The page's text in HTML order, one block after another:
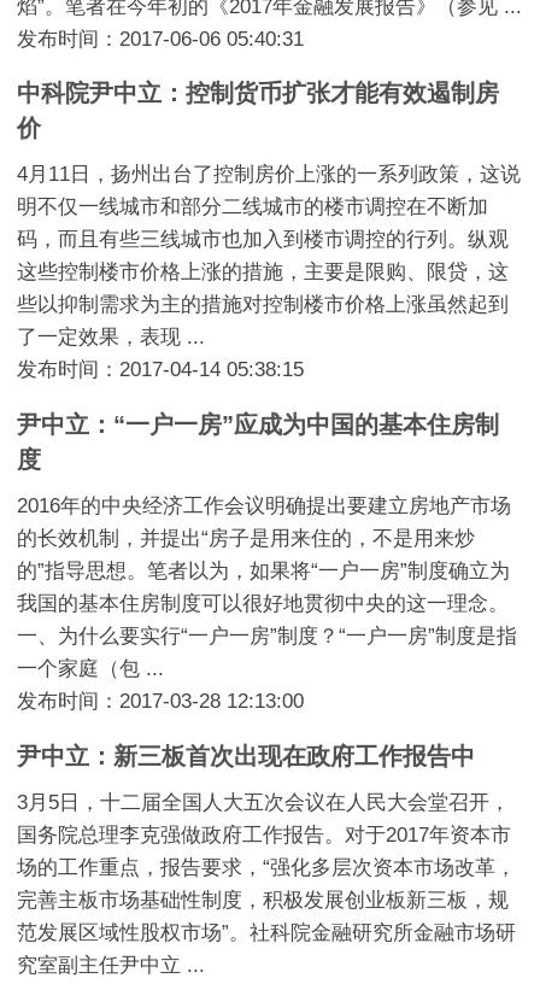
焰”。笔者在今年初的《2017年金融发展报告》（参见 ...
发布时间：2017-06-06 05:40:31
中科院尹中立：控制货币扩张才能有效遏制房
价
4月11日，扬州出台了控制房价上涨的一系列政策，这说
明不仅一线城市和部分二线城市的楼市调控在不断加
码，而且有些三线城市也加入到楼市调控的行列。纵观
这些控制楼市价格上涨的措施，主要是限购、限贷，这
些以抑制需求为主的措施对控制楼市价格上涨虽然起到
了一定效果，表现 ...
发布时间：2017-04-14 05:38:15
尹中立：“一户一房”应成为中国的基本住房制
度
2016年的中央经济工作会议明确提出要建立房地产市场
的长效机制，并提出“房子是用来住的，不是用来炒
的”指导思想。笔者以为，如果将“一户一房”制度确立为
我国的基本住房制度可以很好地贯彻中央的这一理念。
一、为什么要实行“一户一房”制度？“一户一房”制度是指
一个家庭（包 ...
发布时间：2017-03-28 12:13:00
尹中立：新三板首次出现在政府工作报告中
3月5日，十二届全国人大五次会议在人民大会堂召开，
国务院总理李克强做政府工作报告。对于2017年资本市
场的工作重点，报告要求，“强化多层次资本市场改革，
完善主板市场基础性制度，积极发展创业板新三板，规
范发展区域性股权市场”。社科院金融研究所金融市场研
究室副主任尹中立 ...